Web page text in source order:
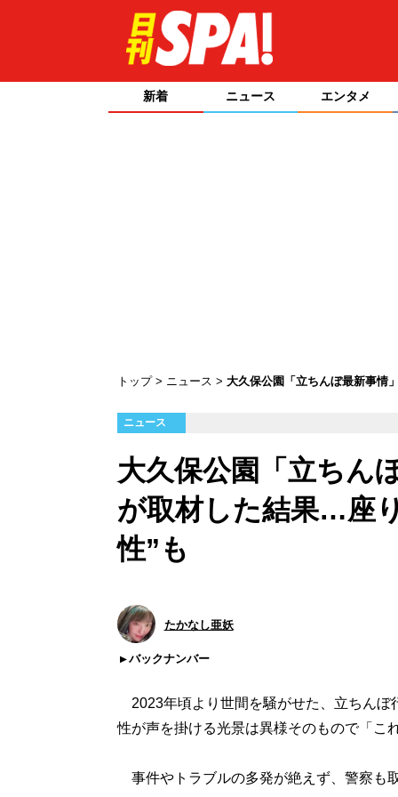
新着 ニュース エンタメ
トップ ニュース 大久保公園「立ちんぼ最新事情
ニュース
大久保公園「立ちん
が取材した結果…座
性”も
たかなし亜妖
バックナンバー
2023年頃より世間を騒がせた、立ちんぼ
性が声を掛ける光景は異様そのもので「こ
事件やトラブルの多発が絶えず、警察も